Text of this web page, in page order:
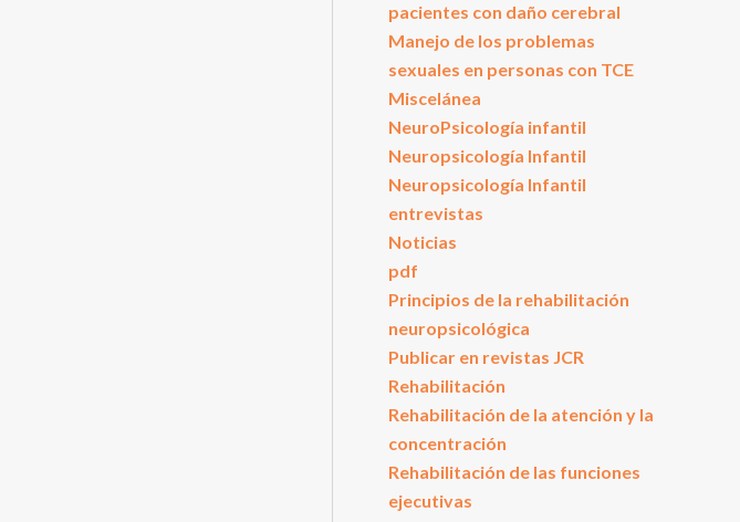
pacientes con daño cerebral
Manejo de los problemas
sexuales en personas con TCE
Miscelánea
NeuroPsicología infantil
Neuropsicología Infantil
Neuropsicología Infantil
entrevistas
Noticias
pdf
Principios de la rehabilitación
neuropsicológica
Publicar en revistas JCR
Rehabilitación
Rehabilitación de la atención y la
concentración
Rehabilitación de las funciones
ejecutivas